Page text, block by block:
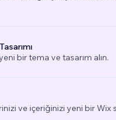
bir tema ve tasarım alın.
ve içeriğinizi yeni bir Wix